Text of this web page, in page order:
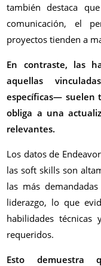
también destaca
comunicación, el
proyectos tienden a
En contraste, las
aquellas
específicas— suelen
obliga a una
relevantes.
Los datos de
las soft skills son
las más
liderazgo, lo que
habilidades
requeridos.
Esto